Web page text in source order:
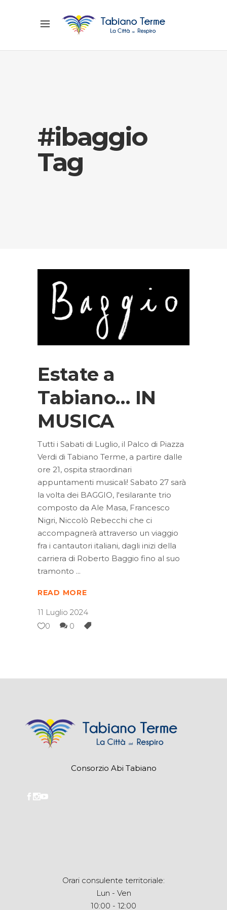
#ibaggio
Tag
Estate a
Tabiano… IN
MUSICA
Tutti i Sabati di Luglio, il Palco di Piazza
Verdi di Tabiano Terme, a partire dalle
ore 21, ospita straordinari
appuntamenti musicali! Sabato 27 sarà
la volta dei BAGGIO, l'esilarante trio
composto da Ale Masa, Francesco
Nigri, Niccolò Rebecchi che ci
accompagnerà attraverso un viaggio
fra i cantautori italiani, dagli inizi della
carriera di Roberto Baggio fino al suo
tramonto
READ MORE
11 Luglio 2024
0
0
Consorzio Abi Tabiano
Orari consulente territoriale:
Lun - Ven
10:00 - 12:00